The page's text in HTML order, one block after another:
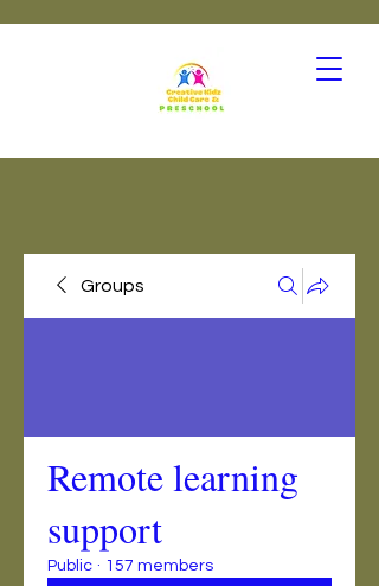
Groups
Remote learning
support
Public · 157 members